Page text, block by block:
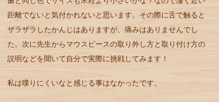
距離でないと気付かれないと思います。その際に舌で触ると
ザラザラしたかんじはありますが、痛みはありませんでし
た。次に先生からマウスピースの取り外し方と取り付け方の
説明などを聞いて自分で実際に挑戦してみます！
私は喋りにくいなと感じる事はなかったです。